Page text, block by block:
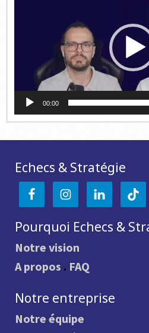
00:00
Echecs & Stratégie
Pourquoi Echecs &
Notre vision
A propos . FAQ
Notre entreprise
Notre équipe